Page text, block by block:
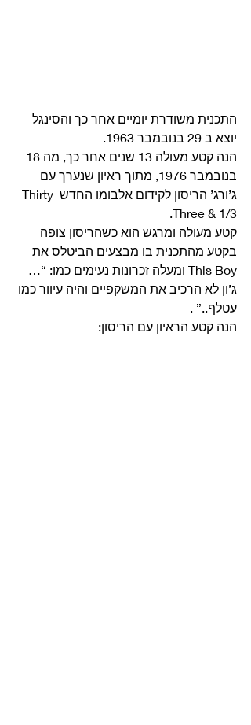
התכנית משודרת יומיים אחר כך והסינגל
יוצא ב 29 בנובמבר 1963.
בנובמבר 1976, מתוך ראיון שנערך עם
ג’ורג’ הריסון לקידום אלבומו החדש Thirty
Three & 1/3.
קטע מעולה ומרגש הוא כשהריסון צופה
בקטע מהתכנית בו מבצעים הביטלס את
This Boy ומעלה זכרונות נעימים כמו: “…
ג’ון לא הרכיב את המשקפיים והיה עיוור כמו
עטלף..” .
הנה קטע הראיון עם הריסון: